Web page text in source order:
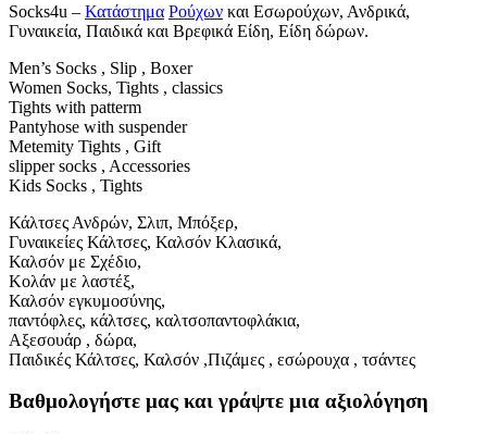
Socks4u – Κατάστημα Ρούχων και Εσωρούχων, Ανδρικά,
Γυναικεία, Παιδικά και Βρεφικά Είδη, Είδη δώρων.
Men’s Socks , Slip , Boxer
Women Socks, Tights , classics
Tights with patterm
Pantyhose with suspender
Metemity Tights , Gift
slipper socks , Accessories
Kids Socks , Tights
Κάλτσες Ανδρών, Σλιπ, Μπόξερ,
Γυναικείες Κάλτσες, Καλσόν Κλασικά,
Καλσόν με Σχέδιο,
Κολάν με λαστέξ,
Καλσόν εγκυμοσύνης,
παντόφλες, κάλτσες, καλτσοπαντοφλάκια,
Αξεσουάρ , δώρα,
Παιδικές Κάλτσες, Καλσόν ,Πιζάμες , εσώρουχα , τσάντες
Βαθμολογήστε μας και γράψτε μια αξιολόγηση